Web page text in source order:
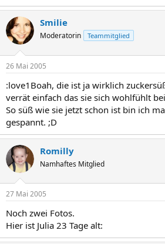
Smilie
Moderatorin Teammitglied
26 Mai 2005
:love1Boah, die ist ja wirklich
verrät einfach das sie sich wohlfühlt
So süß wie sie jetzt schon ist bin ich
gespannt. ;D
Romilly
Namhaftes Mitglied
27 Mai 2005
Noch zwei Fotos.
Hier ist Julia 23 Tage alt: